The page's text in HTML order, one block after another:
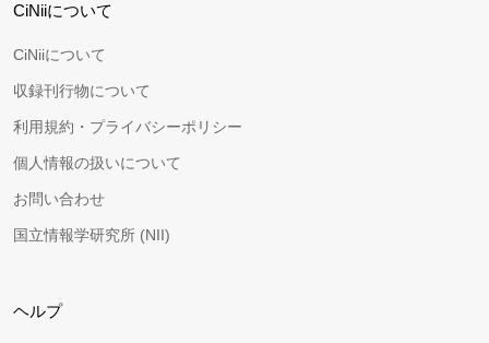
CiNiiについて
CiNiiについて
収録刊行物について
利用規約・プライバシーポリシー
個人情報の扱いについて
お問い合わせ
国立情報学研究所 (NII)
ヘルプ